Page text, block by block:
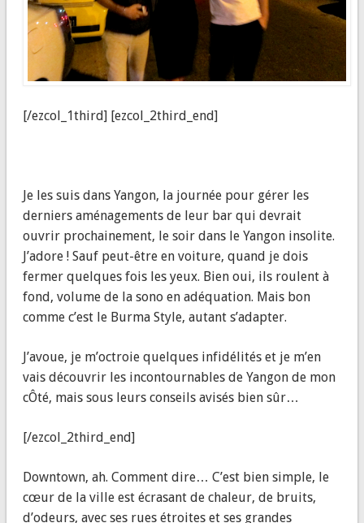
[/ezcol_1third] [ezcol_2third_end]
Je les suis dans Yangon, la journée pour gérer les
derniers aménagements de leur bar qui devrait
ouvrir prochainement, le soir dans le Yangon insolite.
J’adore ! Sauf peut-être en voiture, quand je dois
fermer quelques fois les yeux. Bien oui, ils roulent à
fond, volume de la sono en adéquation. Mais bon
comme c’est le Burma Style, autant s’adapter.
J’avoue, je m’octroie quelques infidélités et je m’en
vais découvrir les incontournables de Yangon de mon
cÔté, mais sous leurs conseils avisés bien sûr…
[/ezcol_2third_end]
Downtown, ah. Comment dire… C’est bien simple, le
cœur de la ville est écrasant de chaleur, de bruits,
d’odeurs, avec ses rues étroites et ses grandes